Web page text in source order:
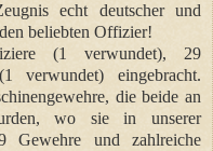
echt deutscher und
beliebten Offizier!
(1 verwundet), 29
verwundet) eingebracht.
die beide an
wo sie in unserer
Gewehre und zahlreiche